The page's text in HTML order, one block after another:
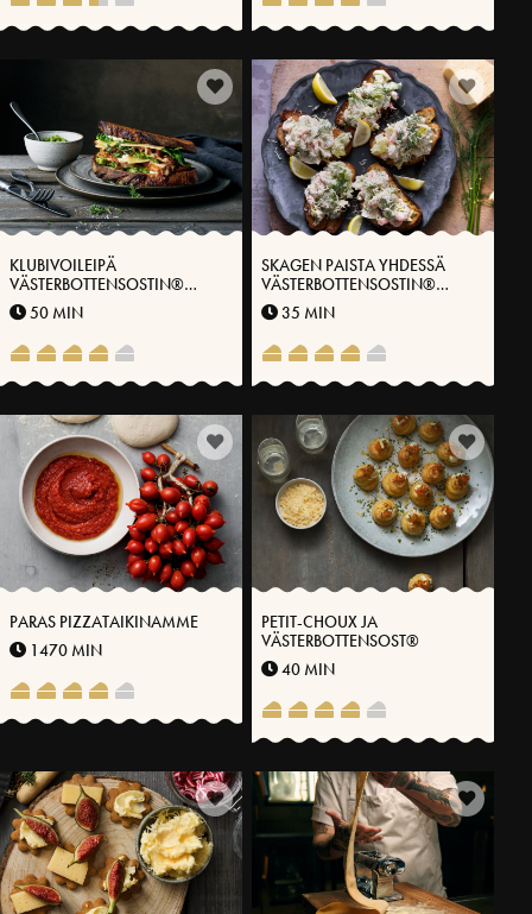
KLUBIVOILEIPÄ
VÄSTERBOTTENSOSTIN®
KANSSA
50 MIN
SKAGEN PAISTA YHDESSÄ
VÄSTERBOTTENSOSTIN®
KANSSA
35 MIN
PARAS PIZZATAIKINAMME
1470 MIN
PETIT-CHOUX JA
VÄSTERBOTTENSOST®
40 MIN